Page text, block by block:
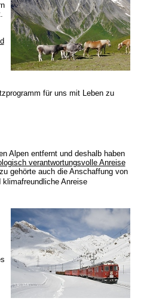
für uns mit Leben zu
Alpen entfernt und deshalb haben
verantwortungsvolle Anreise
gehörte auch die Anschaffung von
Anreise